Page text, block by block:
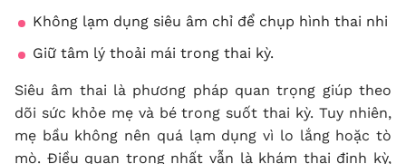
Không lạm dụng siêu âm chỉ để chụp hình thai nhi
Giữ tâm lý thoải mái trong thai kỳ.
Siêu âm thai là phương pháp quan trọng giúp theo
dõi sức khỏe mẹ và bé trong suốt thai kỳ. Tuy nhiên,
mẹ bầu không nên quá lạm dụng vì lo lắng hoặc tò
mò. Điều quan trọng nhất vẫn là khám thai định kỳ,